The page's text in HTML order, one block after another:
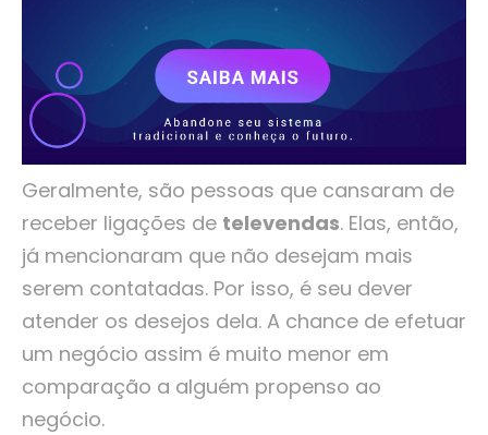
Geralmente, são pessoas que cansaram de
receber ligações de televendas. Elas, então,
já mencionaram que não desejam mais
serem contatadas. Por isso, é seu dever
atender os desejos dela. A chance de efetuar
um negócio assim é muito menor em
comparação a alguém propenso ao
negócio.